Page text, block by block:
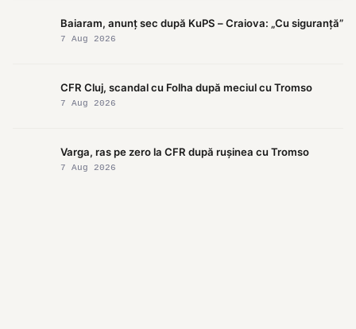
Baiaram, anunț sec după KuPS – Craiova: „Cu siguranță”
7 Aug 2026
CFR Cluj, scandal cu Folha după meciul cu Tromso
7 Aug 2026
Varga, ras pe zero la CFR după rușinea cu Tromso
7 Aug 2026